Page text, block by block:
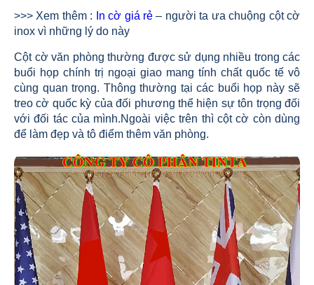
>>> Xem thêm : In cờ giá rẻ – người ta ưa chuộng cột cờ
inox vì những lý do này
Cột cờ văn phòng thường được sử dụng nhiều trong các
buổi họp chính trị ngoại giao mang tính chất quốc tế vô
cùng quan trọng. Thông thường tại các buổi họp này sẽ
treo cờ quốc kỳ của đối phương thể hiện sự tôn trọng đối
với đối tác của mình.Ngoài việc trên thì cột cờ còn dùng
để làm đẹp và tô điểm thêm văn phòng.